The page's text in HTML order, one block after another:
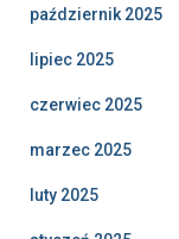
październik 2025
lipiec 2025
czerwiec 2025
marzec 2025
luty 2025